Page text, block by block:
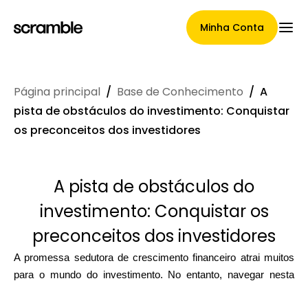
Minha Conta
Página Principal
Termos de cessão de
reclamações
Galeria de Marcas
Página principal / Base de Conhecimento / A
pista de obstáculos do investimento: Conquistar
os preconceitos dos investidores
A pista de obstáculos do
investimento: Conquistar os
preconceitos dos investidores
A promessa sedutora de crescimento financeiro atrai muitos
para o mundo do investimento. No entanto, navegar nesta